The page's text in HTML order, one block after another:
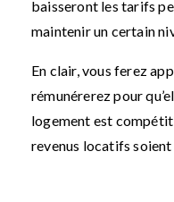
baisseront les tarifs
maintenir un certain
En clair, vous ferez
rémunérerez pour
logement est
revenus locatifs